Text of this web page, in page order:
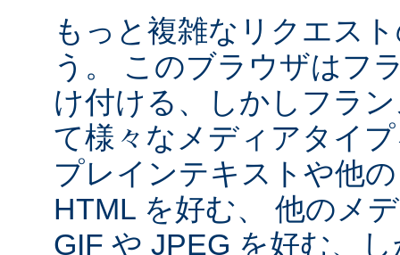
もっと複雑なリクエス
う。 このブラウザはフ
け付ける、しかしフラ
て様々なメディアタイ
プレインテキストや他
HTML を好む、 他のメ
GIF や JPEG を好む、